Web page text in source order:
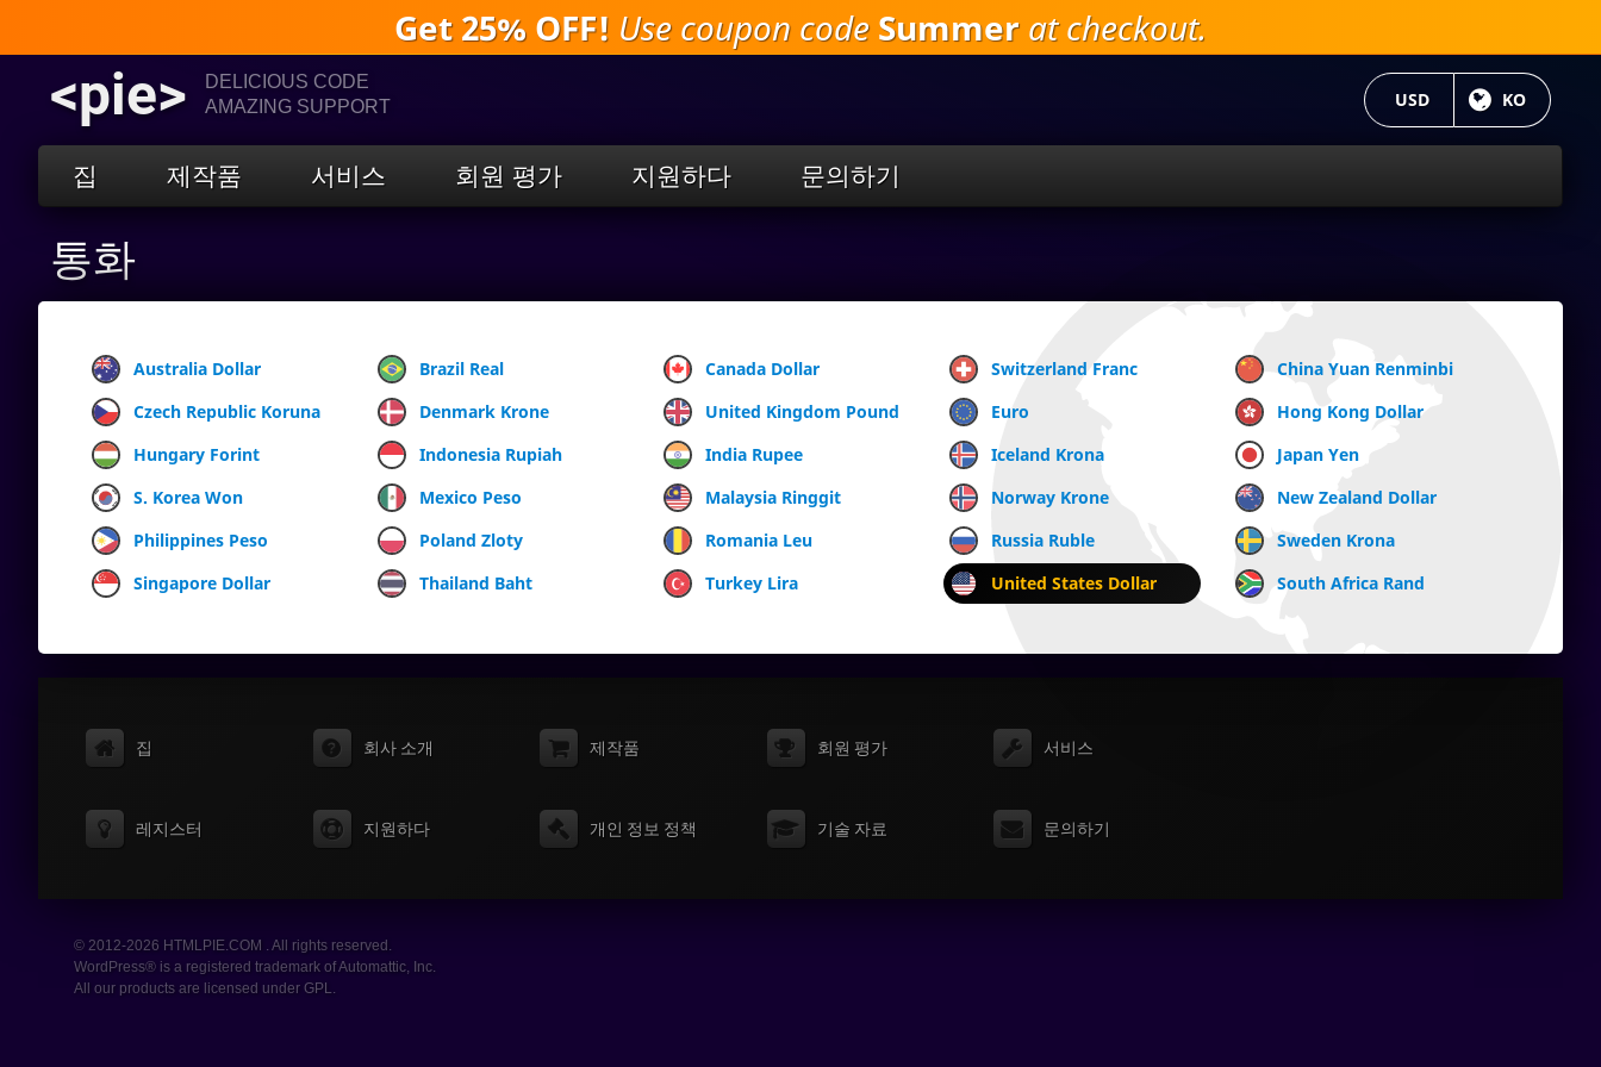
주
요
건
너
Get 25% OFF! Use coupon code Summer at checkout.
<pie>
DELICIOUS CODE
AMAZING SUPPORT
현재 언어 :
KO
현재 통화:
USD
집 제작품 서비스 회원 평가 지원하다 문의하기
통화
Australia Dollar Brazil Real Canada Dollar Switzerland Franc
China Yuan Renminbi
Czech Republic Koruna
Denmark Krone United Kingdom Pound Euro
Hong Kong Dollar
Hungary Forint
Indonesia Rupiah India Rupee Iceland Krona
Japan Yen
S. Korea Won
Mexico Peso Malaysia Ringgit Norway Krone
New Zealand Dollar
Philippines Peso
Poland Zloty Romania Leu Russia Ruble
Sweden Krona
Singapore Dollar
Thailand Baht Turkey Lira United States Dollar South Africa Rand
집 회사 소개 제작품 회원 평가 서비스
레지스터 지원하다 개인 정보 정책 기술 자료 문의하기
© 2012-2026 HTMLPIE.COM . All rights reserved.
WordPress® is a registered trademark of Automattic, Inc.
All our products are licensed under GPL.